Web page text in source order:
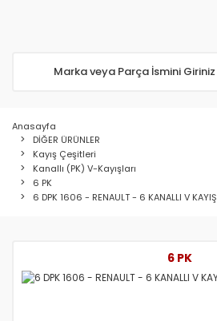
Anasayfa
DİĞER ÜRÜNLER
Kayış Çeşitleri
Kanallı (PK) V-Kayışları
6 PK
6 DPK 1606 - RENAULT - 6 KANALLI V KAYIŞ
6 PK